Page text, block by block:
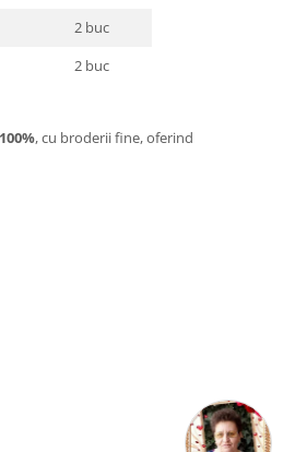
2 buc
2 buc
, cu broderii fine, oferind